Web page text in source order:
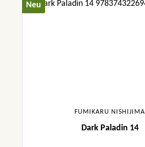
Neu
FUMIKARU NISHIJIMA
Dark Paladin 14